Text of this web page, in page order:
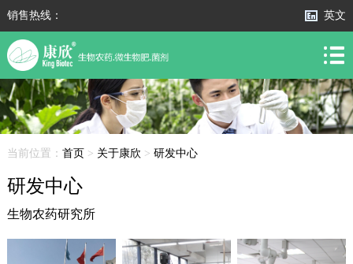
销售热线： 英文
当前位置： 首页 > 关于康欣 > 研发中心
研发中心
生物农药研究所